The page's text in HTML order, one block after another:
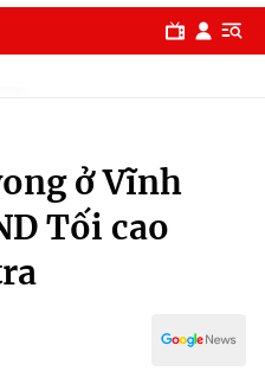
ở Vĩnh
Tối cao